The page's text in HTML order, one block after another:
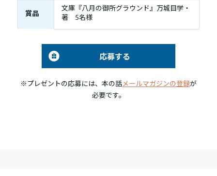
賞品
文庫『八月の御所グラウンド』万城目学・
著 5名様
応募する
※プレゼントの応募には、本の話メールマガジンの登録が
必要です。